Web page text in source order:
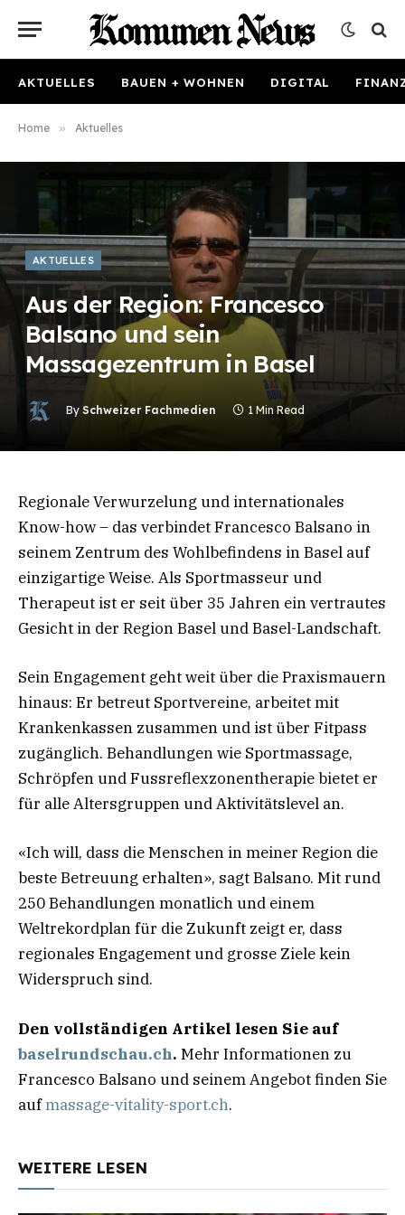
AKTUELLES BAUEN + WOHNEN DIGITAL
Home » Aktuelles
AKTUELLES
Aus der Region: Francesco
Balsano und sein
Massagezentrum in Basel
By Schweizer Fachmedien 1 Min Read
Regionale Verwurzelung und internationales
Know-how – das verbindet Francesco Balsano in
seinem Zentrum des Wohlbefindens in Basel auf
einzigartige Weise. Als Sportmasseur und
Therapeut ist er seit über 35 Jahren ein vertrautes
Gesicht in der Region Basel und Basel-Landschaft.
Sein Engagement geht weit über die Praxismauern
hinaus: Er betreut Sportvereine, arbeitet mit
Krankenkassen zusammen und ist über Fitpass
zugänglich. Behandlungen wie Sportmassage,
Schröpfen und Fussreflexzonentherapie bietet er
für alle Altersgruppen und Aktivitätslevel an.
«Ich will, dass die Menschen in meiner Region die
beste Betreuung erhalten», sagt Balsano. Mit rund
250 Behandlungen monatlich und einem
Weltrekordplan für die Zukunft zeigt er, dass
regionales Engagement und grosse Ziele kein
Widerspruch sind.
Den vollständigen Artikel lesen Sie auf
baselrundschau.ch. Mehr Informationen zu
Francesco Balsano und seinem Angebot finden Sie
aufmassage-vitality-sport.ch.
WEITERE LESEN